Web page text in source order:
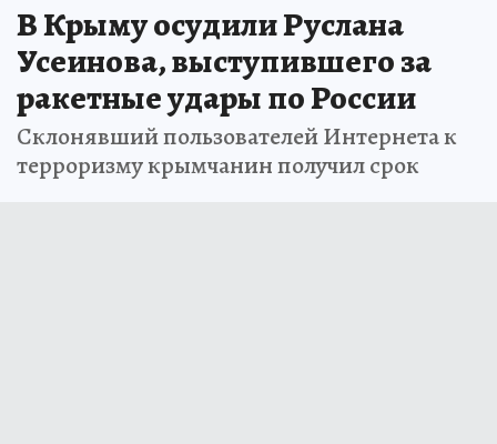
В Крыму осудили Руслана
Усеинова, выступившего за
ракетные удары по России
Склонявший пользователей Интернета к
терроризму крымчанин получил срок